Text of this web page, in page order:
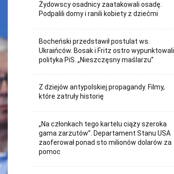
Żydowscy osadnicy zaatakowali osadę.
Podpalili domy i ranili kobiety z dziećmi
Bocheński przedstawił postulat ws.
Ukraińców. Bosak i Fritz ostro wypunktowali
polityka PiS. „Nieszczęsny maślarzu”
Z dziejów antypolskiej propagandy. Filmy,
które zatruły historię
„Na członkach tego kartelu ciąży szeroka
gama zarzutów”. Departament Stanu USA
zaoferował ponad sto milionów dolarów za
pomoc